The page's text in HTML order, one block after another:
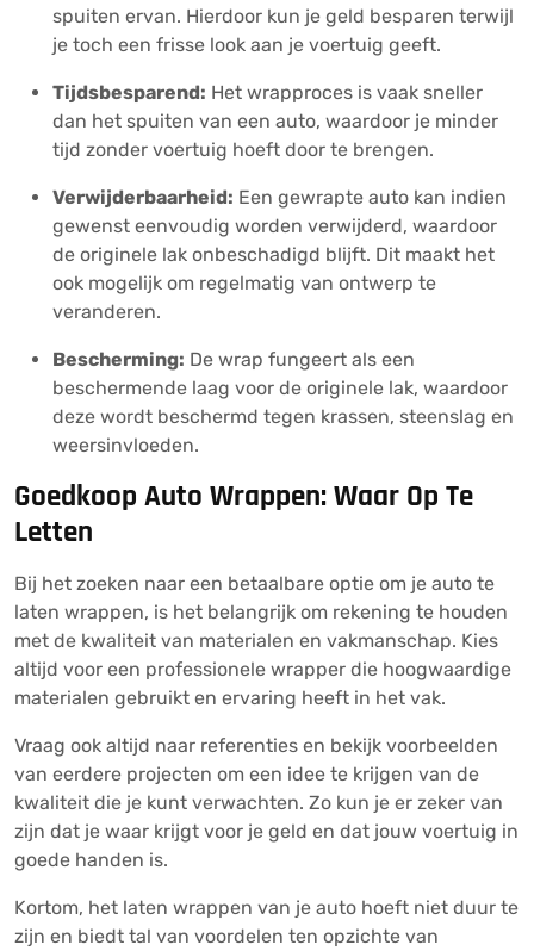
spuiten ervan. Hierdoor kun je geld besparen terwijl
je toch een frisse look aan je voertuig geeft.
Tijdsbesparend: Het wrapproces is vaak sneller
dan het spuiten van een auto, waardoor je minder
tijd zonder voertuig hoeft door te brengen.
Verwijderbaarheid: Een gewrapte auto kan indien
gewenst eenvoudig worden verwijderd, waardoor
de originele lak onbeschadigd blijft. Dit maakt het
ook mogelijk om regelmatig van ontwerp te
veranderen.
Bescherming: De wrap fungeert als een
beschermende laag voor de originele lak, waardoor
deze wordt beschermd tegen krassen, steenslag en
weersinvloeden.
Goedkoop Auto Wrappen: Waar Op Te
Letten
Bij het zoeken naar een betaalbare optie om je auto te
laten wrappen, is het belangrijk om rekening te houden
met de kwaliteit van materialen en vakmanschap. Kies
altijd voor een professionele wrapper die hoogwaardige
materialen gebruikt en ervaring heeft in het vak.
Vraag ook altijd naar referenties en bekijk voorbeelden
van eerdere projecten om een idee te krijgen van de
kwaliteit die je kunt verwachten. Zo kun je er zeker van
zijn dat je waar krijgt voor je geld en dat jouw voertuig in
goede handen is.
Kortom, het laten wrappen van je auto hoeft niet duur te
zijn en biedt tal van voordelen ten opzichte van